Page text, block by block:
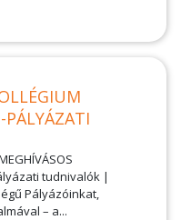
PÁLYÁZATI
tudnivalók |
Pályázóinkat,
– a...